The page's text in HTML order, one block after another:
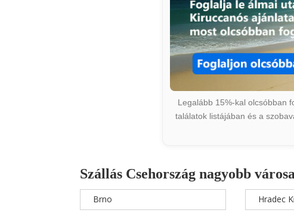
Legalább 15%-kal olcsóbban
találatok listájában és a
Szállás Csehország nagyobb
Brno Hradec